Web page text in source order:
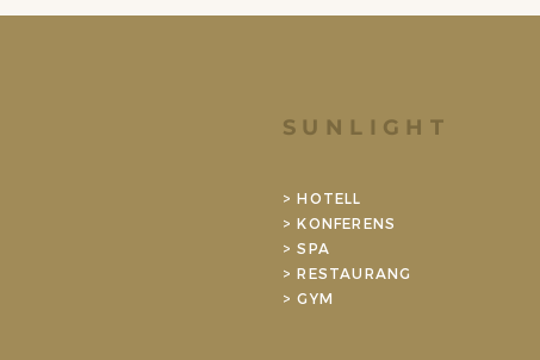
SUNLIGHT
> HOTELL
> KONFERENS
> SPA
> RESTAURANG
>GYM